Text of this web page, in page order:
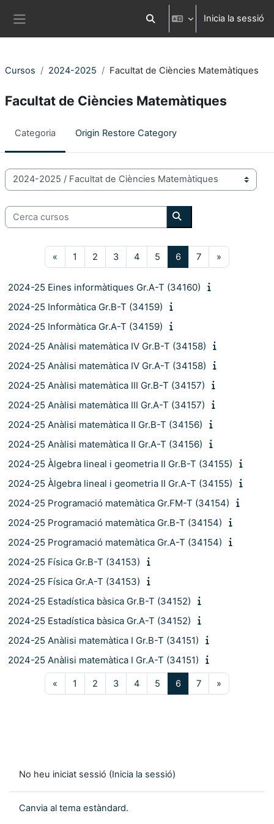
Commuta l'entrada de la cerca
Inicia la sessió
Cursos 2024-2025 Facultat de Ciències Matemàtiques
Facultat de Ciències Matemàtiques
Categoria Origin Restore Category
Categories de Cursos
Cerca cursos
Cerca cursos
« Pàgina anterior
1 Pàgina 1
2 Pàgina 2
3Pàgina 3
4Pàgina 4
5 Pàgina 5
6Pàgina 6
7Pàgina 7
»
2024-25 Eines informàtiques Gr.A-T (34160)
2024-25 Informàtica Gr.B-T (34159)
2024-25 Informàtica Gr.A-T (34159)
2024-25 Anàlisi matemàtica IV Gr.B-T (34158)
2024-25 Anàlisi matemàtica IV Gr.A-T (34158)
2024-25 Anàlisi matemàtica III Gr.B-T (34157)
2024-25 Anàlisi matemàtica III Gr.A-T (34157)
2024-25 Anàlisi matemàtica II Gr.B-T (34156)
2024-25 Anàlisi matemàtica II Gr.A-T (34156)
2024-25 Àlgebra lineal i geometria II Gr.B-T (34155)
2024-25 Àlgebra lineal i geometria II Gr.A-T (34155)
2024-25 Programació matemàtica Gr.FM-T (34154)
2024-25 Programació matemàtica Gr.B-T (34154)
2024-25 Programació matemàtica Gr.A-T (34154)
2024-25 Física Gr.B-T (34153)
2024-25 Física Gr.A-T (34153)
2024-25 Estadística bàsica Gr.B-T (34152)
2024-25 Estadística bàsica Gr.A-T (34152)
2024-25 Anàlisi matemàtica I Gr.B-T (34151)
2024-25 Anàlisi matemàtica I Gr.A-T (34151)
« Pàgina anterior
1 Pàgina 1
2 Pàgina 2
3Pàgina 3
4Pàgina 4
5 Pàgina 5
6Pàgina 6
7Pàgina 7
»
No heu iniciat sessió (Inicia la sessió)
Canvia al tema estàndard.